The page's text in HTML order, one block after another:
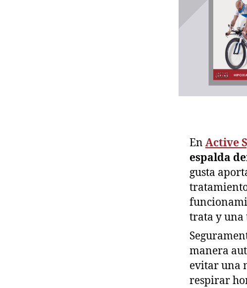
En Active
espalda
gusta
trata y una
manera
evitar una
respirar